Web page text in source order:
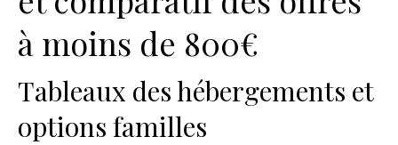
à moins de 800€
Tableaux des hébergements et
options familles